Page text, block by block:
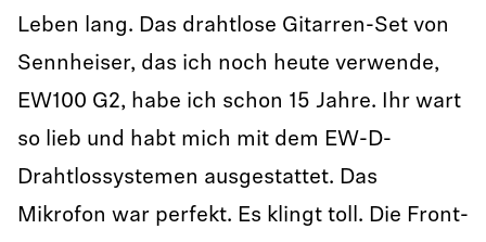
Leben lang. Das drahtlose Gitarren-Set von
Sennheiser, das ich noch heute verwende,
EW100 G2, habe ich schon 15 Jahre. Ihr wart
so lieb und habt mich mit dem EW-D-
Drahtlossystemen ausgestattet. Das
Mikrofon war perfekt. Es klingt toll. Die Front-